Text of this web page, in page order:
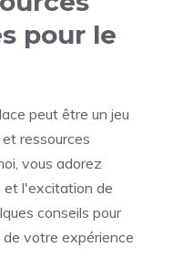
pour le
peut être un jeu
ressources
vous adorez
et l'excitation de
conseils pour
de votre expérience